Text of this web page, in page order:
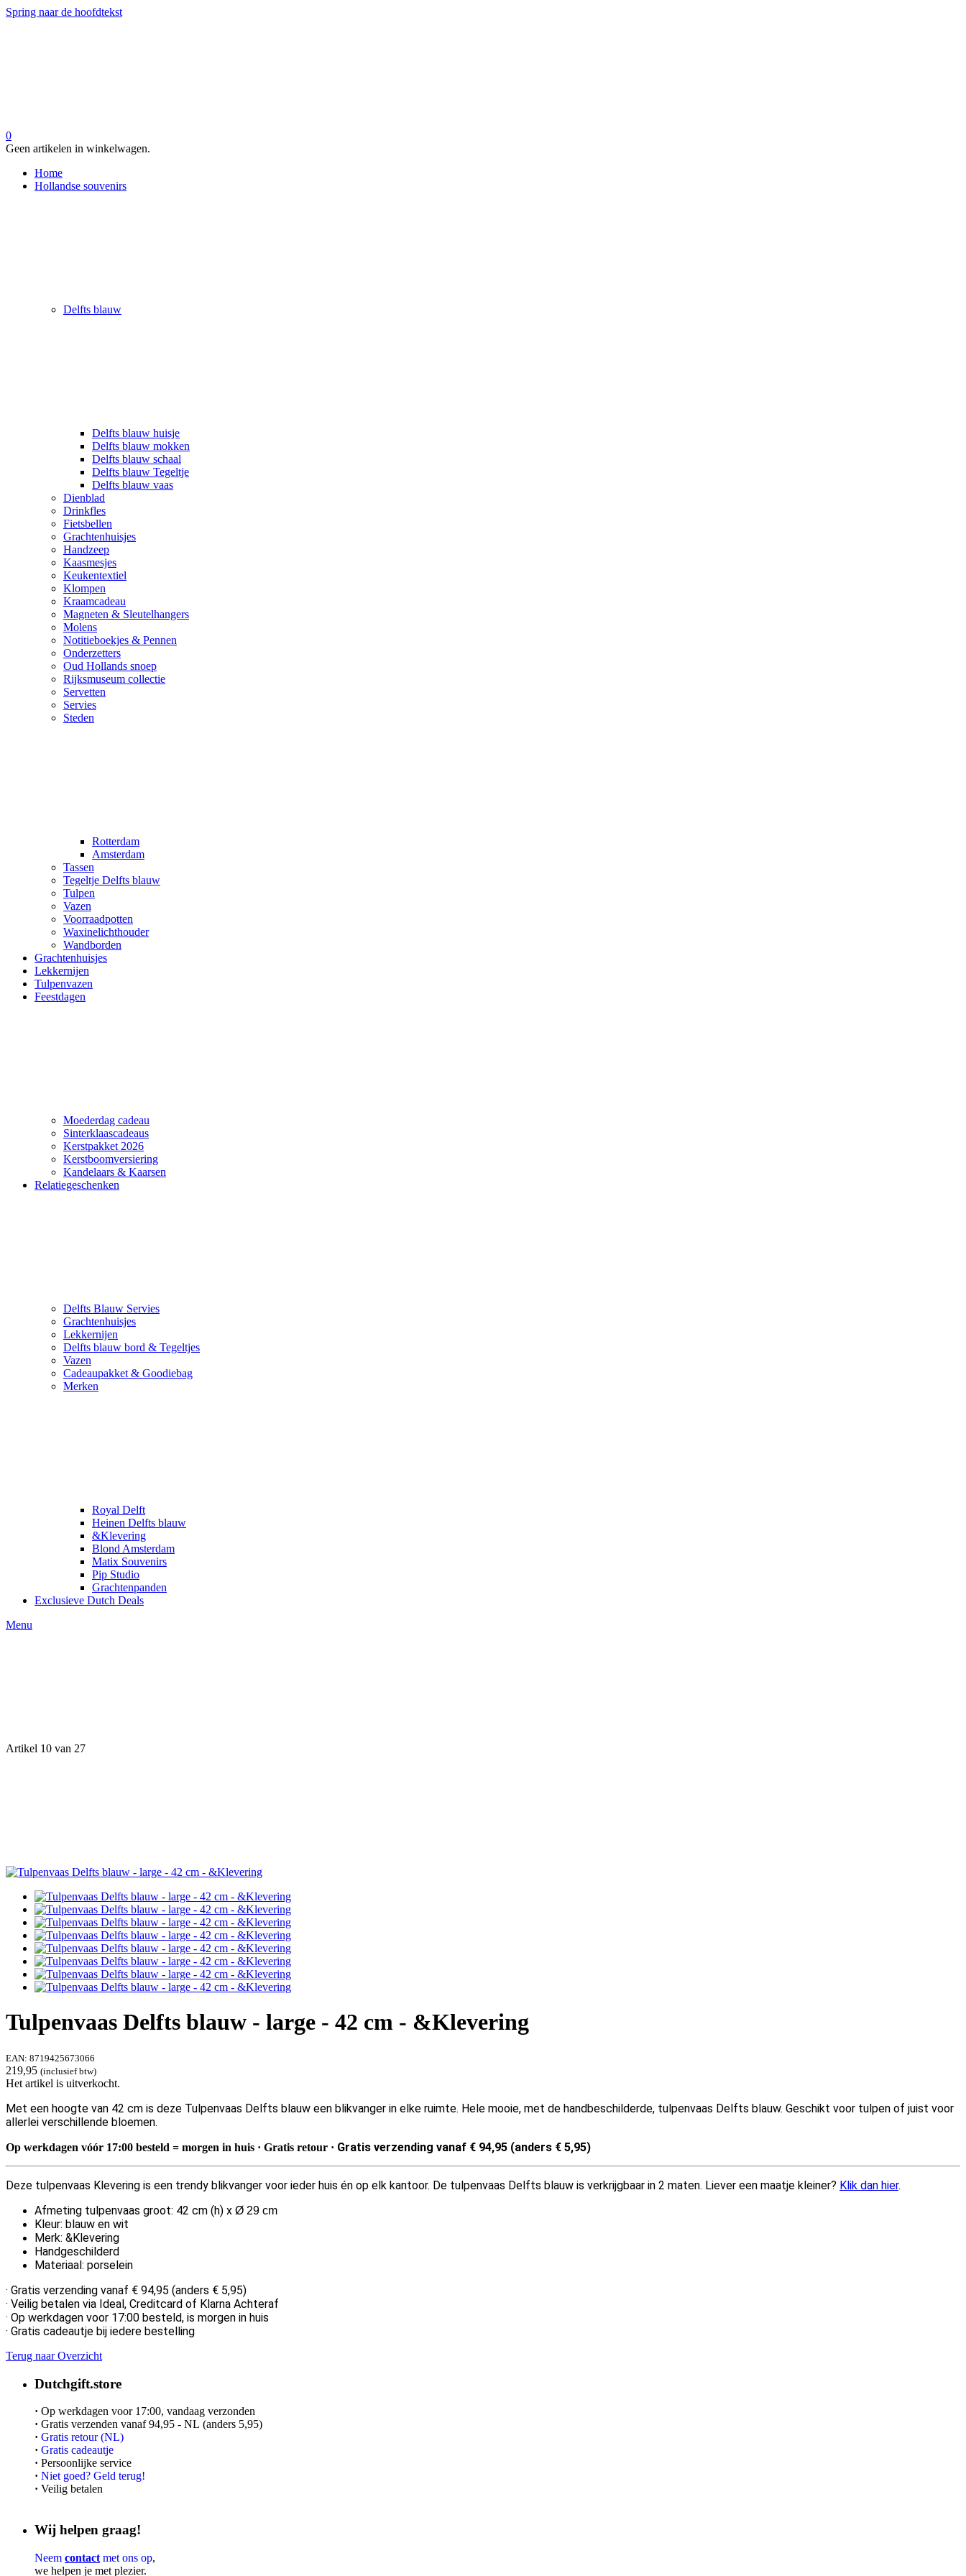
Spring naar de hoofdtekst
0
Geen artikelen in winkelwagen.
Home
Hollandse souvenirs
Delfts blauw
Delfts blauw huisje
Delfts blauw mokken
Delfts blauw schaal
Delfts blauw Tegeltje
Delfts blauw vaas
Dienblad
Drinkfles
Fietsbellen
Grachtenhuisjes
Handzeep
Kaasmesjes
Keukentextiel
Klompen
Kraamcadeau
Magneten & Sleutelhangers
Molens
Notitieboekjes & Pennen
Onderzetters
Oud Hollands snoep
Rijksmuseum collectie
Servetten
Servies
Steden
Rotterdam
Amsterdam
Tassen
Tegeltje Delfts blauw
Tulpen
Vazen
Voorraadpotten
Waxinelichthouder
Wandborden
Grachtenhuisjes
Lekkernijen
Tulpenvazen
Feestdagen
Moederdag cadeau
Sinterklaascadeaus
Kerstpakket 2026
Kerstboomversiering
Kandelaars & Kaarsen
Relatiegeschenken
Delfts Blauw Servies
Grachtenhuisjes
Lekkernijen
Delfts blauw bord & Tegeltjes
Vazen
Cadeaupakket & Goodiebag
Merken
Royal Delft
Heinen Delfts blauw
&Klevering
Blond Amsterdam
Matix Souvenirs
Pip Studio
Grachtenpanden
Exclusieve Dutch Deals
Menu
Artikel 10 van 27
Tulpenvaas Delfts blauw - large - 42 cm - &Klevering
EAN: 8719425673066
219,95 (inclusief btw)
Het artikel is uitverkocht.
Met een hoogte van 42 cm is deze Tulpenvaas Delfts blauw een blikvanger in elke ruimte. Hele mooie, met de handbeschilderde, tulpenvaas Delfts blauw. Geschikt voor tulpen of juist voor
allerlei verschillende bloemen.
Op werkdagen vóór 17:00 besteld = morgen in huis · Gratis retour · Gratis verzending vanaf € 94,95 (anders € 5,95)
Deze tulpenvaas Klevering is een trendy blikvanger voor ieder huis én op elk kantoor. De tulpenvaas Delfts blauw is verkrijgbaar in 2 maten. Liever een maatje kleiner? Klik dan hier.
Afmeting tulpenvaas groot: 42 cm (h) x Ø 29 cm
Kleur: blauw en wit
Merk: &Klevering
Handgeschilderd
Materiaal: porselein
· Gratis verzending vanaf € 94,95 (anders € 5,95)
· Veilig betalen via Ideal, Creditcard of Klarna Achteraf
· Op werkdagen voor 17:00 besteld, is morgen in huis
· Gratis cadeautje bij iedere bestelling
Terug naar Overzicht
Dutchgift.store
· Op werkdagen voor 17:00, vandaag verzonden
· Gratis verzenden vanaf 94,95 - NL (anders 5,95)
· Gratis retour (NL)
· Gratis cadeautje
· Persoonlijke service
· Niet goed? Geld terug!
· Veilig betalen
Wij helpen graag!
Neem contact met ons op,
we helpen je met plezier.